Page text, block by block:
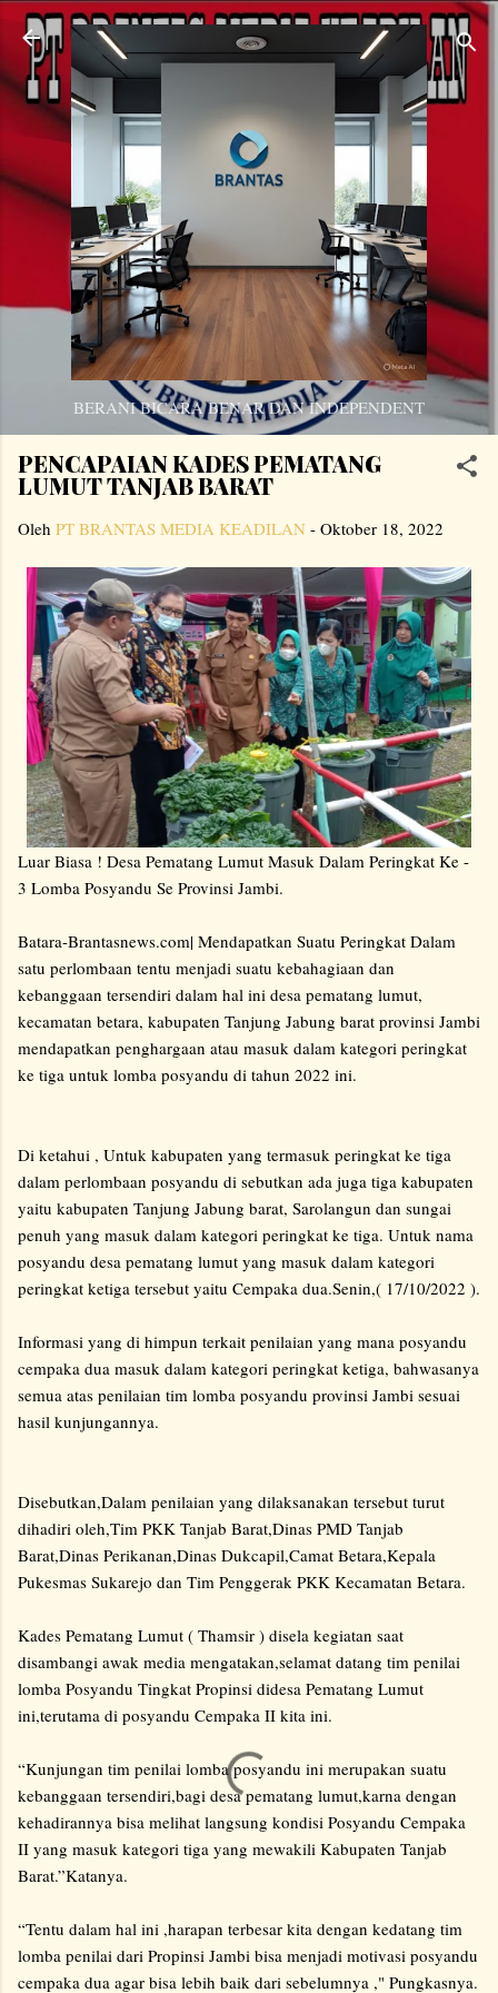
Langsung ke konten utama
BERANI BICARA BENAR DAN INDEPENDENT
PENCAPAIAN KADES PEMATANG
LUMUT TANJAB BARAT
Oleh PT BRANTAS MEDIA KEADILAN - Oktober 18, 2022
Luar Biasa ! Desa Pematang Lumut Masuk Dalam Peringkat Ke -
3 Lomba Posyandu Se Provinsi Jambi.
Batara-Brantasnews.com| Mendapatkan Suatu Peringkat Dalam
satu perlombaan tentu menjadi suatu kebahagiaan dan
kebanggaan tersendiri dalam hal ini desa pematang lumut,
kecamatan betara, kabupaten Tanjung Jabung barat provinsi Jambi
mendapatkan penghargaan atau masuk dalam kategori peringkat
ke tiga untuk lomba posyandu di tahun 2022 ini.
Di ketahui , Untuk kabupaten yang termasuk peringkat ke tiga
dalam perlombaan posyandu di sebutkan ada juga tiga kabupaten
yaitu kabupaten Tanjung Jabung barat, Sarolangun dan sungai
penuh yang masuk dalam kategori peringkat ke tiga. Untuk nama
posyandu desa pematang lumut yang masuk dalam kategori
peringkat ketiga tersebut yaitu Cempaka dua.Senin,( 17/10/2022 ).
Informasi yang di himpun terkait penilaian yang mana posyandu
cempaka dua masuk dalam kategori peringkat ketiga, bahwasanya
semua atas penilaian tim lomba posyandu provinsi Jambi sesuai
hasil kunjungannya.
Disebutkan,Dalam penilaian yang dilaksanakan tersebut turut
dihadiri oleh,Tim PKK Tanjab Barat,Dinas PMD Tanjab
Barat,Dinas Perikanan,Dinas Dukcapil,Camat Betara,Kepala
Pukesmas Sukarejo dan Tim Penggerak PKK Kecamatan Betara.
Kades Pematang Lumut ( Thamsir ) disela kegiatan saat
disambangi awak media mengatakan,selamat datang tim penilai
lomba Posyandu Tingkat Propinsi didesa Pematang Lumut
ini,terutama di posyandu Cempaka II kita ini.
“Kunjungan tim penilai lomba posyandu ini merupakan suatu
kebanggaan tersendiri,bagi desa pematang lumut,karna dengan
kehadirannya bisa melihat langsung kondisi Posyandu Cempaka
II yang masuk kategori tiga yang mewakili Kabupaten Tanjab
Barat.”Katanya.
“Tentu dalam hal ini ,harapan terbesar kita dengan kedatang tim
lomba penilai dari Propinsi Jambi bisa menjadi motivasi posyandu
cempaka dua agar bisa lebih baik dari sebelumnya ," Pungkasnya.